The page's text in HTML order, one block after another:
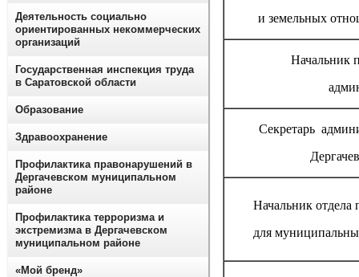
и земельных
Начальник
Секретарь
Начальник отдела
для
Деятельность социально
ориентированных некоммерческих
организаций
Государственная инспекция труда
в Саратовской области
Образование
Здравоохранение
Профилактика правонарушений в
Дергачевском муниципальном
районе
Профилактика терроризма и
экстремизма в Дергачевском
муниципальном районе
«Мой бренд»